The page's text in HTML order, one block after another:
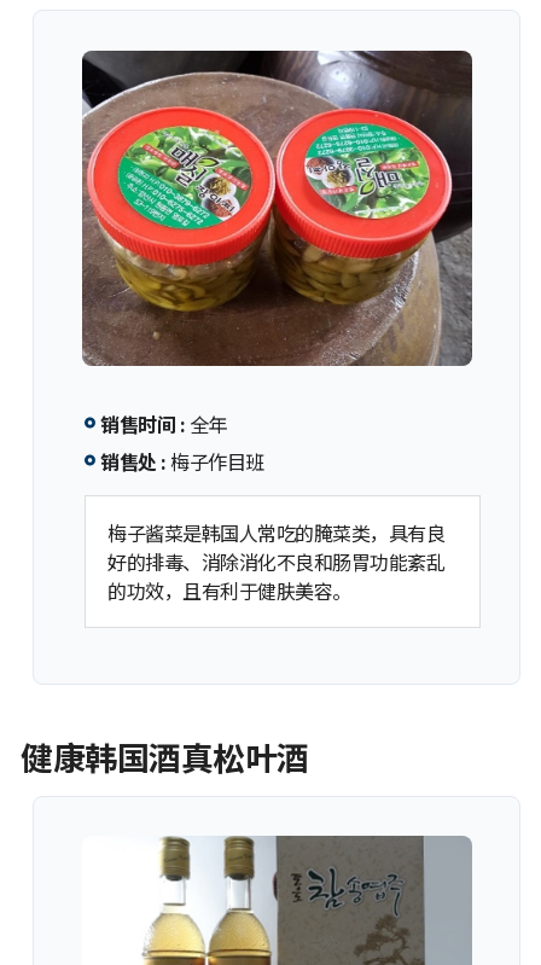
销售时间 : 全年
销售处 : 梅子作目班
梅子酱菜是韩国人常吃的腌菜类，具有良
好的排毒、消除消化不良和肠胃功能紊乱
的功效，且有利于健肤美容。
健康韩国酒真松叶酒